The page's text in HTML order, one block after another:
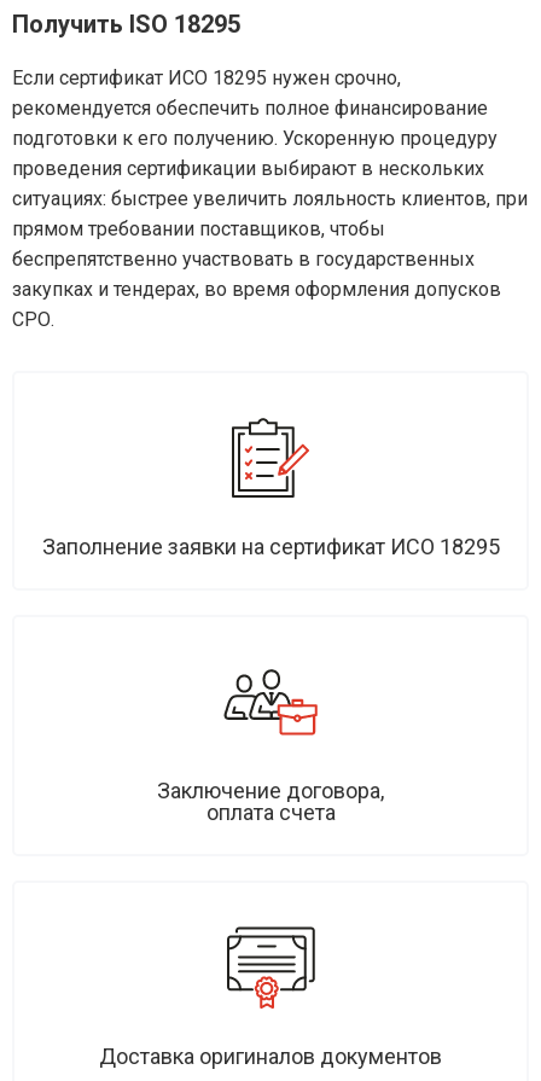
Получить ISO 18295
Если сертификат ИСО 18295 нужен срочно,
рекомендуется обеспечить полное финансирование
подготовки к его получению. Ускоренную процедуру
проведения сертификации выбирают в нескольких
ситуациях: быстрее увеличить лояльность клиентов, при
прямом требовании поставщиков, чтобы
беспрепятственно участвовать в государственных
закупках и тендерах, во время оформления допусков
СРО.
Заполнение заявки на сертификат ИСО 18295
Заключение договора,
оплата счета
Доставка оригиналов документов